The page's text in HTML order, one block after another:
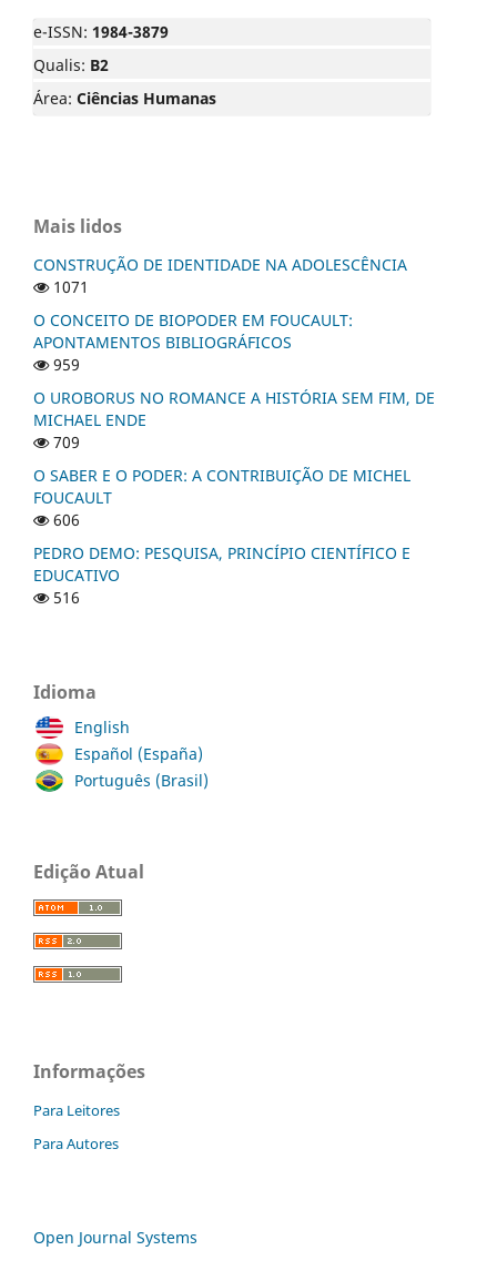
e-ISSN: 1984-3879
Qualis: B2
Área: Ciências Humanas
Mais lidos
CONSTRUÇÃO DE IDENTIDADE NA ADOLESCÊNCIA
1071
O CONCEITO DE BIOPODER EM FOUCAULT:
APONTAMENTOS BIBLIOGRÁFICOS
959
O UROBORUS NO ROMANCE A HISTÓRIA SEM FIM, DE
MICHAEL ENDE
709
O SABER E O PODER: A CONTRIBUIÇÃO DE MICHEL
FOUCAULT
606
PEDRO DEMO: PESQUISA, PRINCÍPIO CIENTÍFICO E
EDUCATIVO
516
Idioma
English
Español (España)
Português (Brasil)
Edição Atual
Informações
Para Leitores
Para Autores
Open Journal Systems